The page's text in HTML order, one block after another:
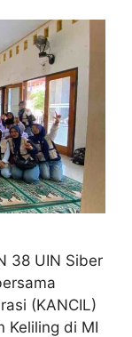
38 UIN Siber
(KANCIL)
Keliling di MI